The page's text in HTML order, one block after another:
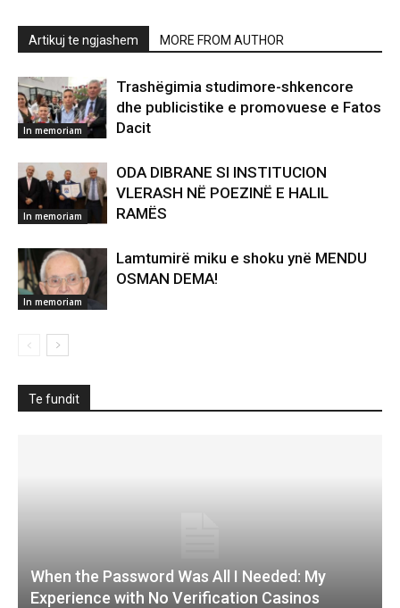
Artikuj te ngjashem MORE FROM AUTHOR
In memoriam
Trashëgimia studimore-shkencore
dhe publicistike e promovuese e Fatos
Dacit
In memoriam
ODA DIBRANE SI INSTITUCION
VLERASH NË POEZINË E HALIL
RAMËS
In memoriam
Lamtumirë miku e shoku ynë MENDU
OSMAN DEMA!
Te fundit
When the Password Was All I Needed: My
Experience with No Verification Casinos